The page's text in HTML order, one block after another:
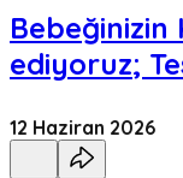
ediyoruz;
12 Haziran 2026